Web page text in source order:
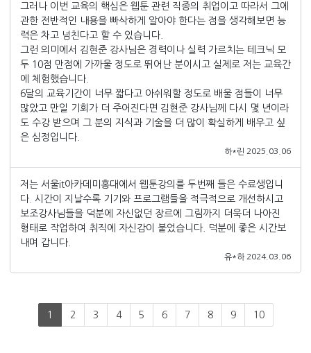
그러나 이번 교육의 핵심은 웹툰 관련 직종의 취업이고 따라서 그에
관한 전반적인 내용을 빠삭하게 알아야 한다는 점을 생각해보면 능
력은 차고 넘친다고 할 수 있습니다.
그런 의미에서 김현준 강사님은 경력이나 실력 가르치는 테크닉 모
두 10점 만점에 가까울 정도로 뛰어난 분이시고 실제로 저는 교육간
에 체험했습니다.
6달의 교육기간이 너무 짧다고 아쉬워할 정도로 배울 점들이 너무
많았고 만일 기회가 더 주어진다면 김현준 강사님께 다시 몇 년이라
도 수강 받으며 그 분의 지식과 기술을 더 많이 확실하게 배우고 싶
은 심정입니다.
하*린 2025.03.06
저는 서울it아카데미홍대에서 웹툰강의를 두번째 들은 수료생입니
다. 시간이 지날수록 기기와 프로그램들을 적극적으로 개선하시고
보조강사님들을 덕분에 자신없던 장르에 그림까지 더욱더 나아진
형태로 작업하여 취직에 자신감이 붙었습니다. 덕분에 좋은 시간보
내며 갑니다.
유*하 2024.03.06
1 2 3 4 5 6 7 8 9 10